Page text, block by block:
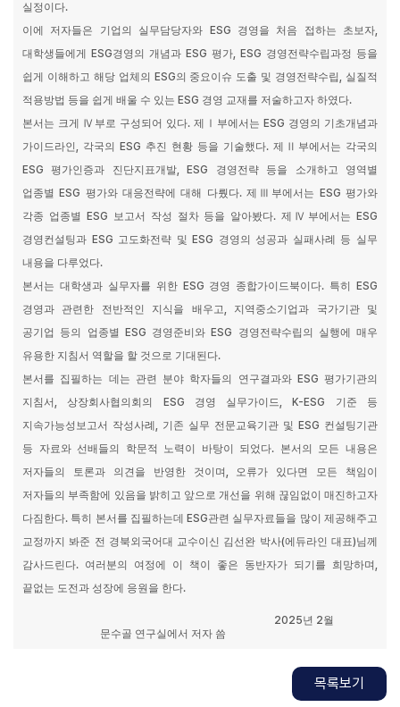
실정이다.
이에 저자들은 기업의 실무담당자와
ESG 경영을 처음 접하는 초보자,
대학생들에게
ESG경영의 개념과 ESG 평가, ESG 경영전략수립과정 등을
쉽게 이해하고 해당 업체의
ESG의 중요이슈 도출 및 경영전략수립 , 실질적
적용방법 등을 쉽게 배울 수 있는 ESG 경영 교재를 저술하고자 하였다.
본서는 크게
Ⅳ 부로 구성되어 있다. 제 Ⅰ 부에서는 ESG 경영의 기초개념과
가이드라인 , 각국의 ESG 추진 현황 등을 기술했다. 제 Ⅱ 부에서는 각국의
ESG평가인증과 진단지표개발, ESG 경영전략 등을 소개하고 영역별
업종별
ESG 평가와 대응전략에 대해 다뤘다. 제 Ⅲ 부에서는 ESG평가와
각종 업종별
ESG 보고서 작성 절차 등을 알아봤다.제 Ⅳ 부에서는
ESG
경영컨설팅과 ESG 고도화전략 및 ESG 경영의 성공과 실패사례 등 실무
내용을 다루었다.
본서는 대학생과 실무자를 위한 ESG 경영 종합가이드북이다. 특히
ESG
경영과 관련한 전반적인 지식을 배우고, 지역중소기업과 국가기관 및
공기업 등의 업종별
ESG 경영준비와 ESG
경영전략수립의 실행에 매우
유용한 지침서 역할을 할 것으로 기대된다.
본서를 집필하는 데는 관련 분야 학자들의 연구결과와 ESG 평가기관의
지침서 ,상장회사협의회의 ESG 경영 실무가이드, K-ESG 기준 등
지속가능성보고서 작성사례 , 기존 실무 전문교육기관 및 ESG 컨설팅기관
등 자료와 선배들의 학문적 노력이 바탕이 되었다. 본서의 모든 내용은
저자들의 토론과 의견을 반영한 것이며 , 오류가 있다면 모든 책임이
저자들의 부족함에 있음을 밝히고 앞으로 개선을 위해 끊임없이 매진하고자
다짐한다. 특히 본서를 집필하는데 ESG관련 실무자료들을 많이 제공해주고
교정까지 봐준 전 경북외국어대 교수이신 김선완 박사(에듀라인 대표)님께
감사드린다. 여러분의 여정에 이 책이 좋은 동반자가 되기를 희망하며 ,
끝없는 도전과 성장에 응원을 한다.
2025년 2월
문수골 연구실에서 저자 씀
목록보기